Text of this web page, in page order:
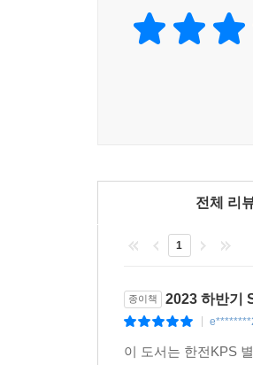
전체 리
1
종이책 2023 하반기
이 도서는 한전KPS